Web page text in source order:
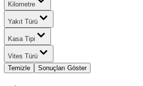
Kilometre
Yakıt Türü
Kasa Tipi
Vites Türü
Temizle
Sonuçları Göster